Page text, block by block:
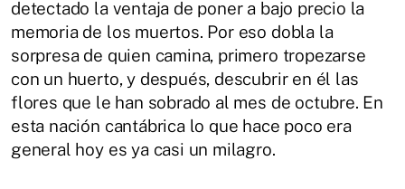
detectado la ventaja de poner a bajo precio la
memoria de los muertos. Por eso dobla la
sorpresa de quien camina, primero tropezarse
con un huerto, y después, descubrir en él las
flores que le han sobrado al mes de octubre. En
esta nación cantábrica lo que hace poco era
general hoy es ya casi un milagro.